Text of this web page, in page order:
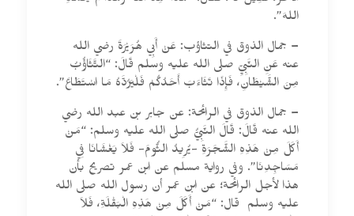
اللهَ”.
– جمال الذوق في التثاؤب: عَنْ أَبِي هُرَيْرَةَ رضي الله
عنه عَنِ النَّبِيِّ صلى الله عليه وسلم قَالَ: “التَّثَاؤُبُ
مِنَ الشَّيْطَانِ، فَإِذَا تَثَاءَبَ أَحَدُكُمْ فَلْيَرُدَّهُ مَا اسْتَطَاعَ”.
– جمال الذوق في الرائحة: عن جابر بن عبد الله رضي
الله عنه قَالَ: قَالَ النَّبِيُّ صلى الله عليه وسلم: “مَنْ
أَكَلَ مِنْ هَذِهِ الشَّجَرَةِ -يُرِيدُ الثُّومَ- فَلاَ يَغْشَانَا فِي
مَسَاجِدِنَا”. وفي رواية مسلم عن ابن عمر تصريح بأن
هذا لأجل الرائحة؛ عن ابن عمر أن رسول الله صلى الله
عليه وسلم قال: “مَنْ أَكَلَ مِنْ هَذِهِ الْبَقْلَةِ، فَلاَ